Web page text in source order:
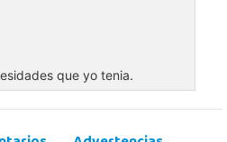
que yo tenia.